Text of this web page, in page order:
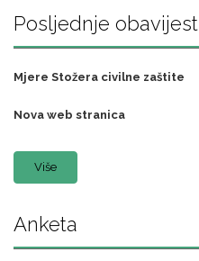
Posljednje
Mjere Stožera civilne zaštite
Nova web stranica
Više
Anketa